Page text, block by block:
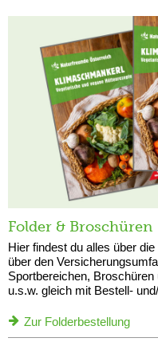
Folder & Broschüren
Hier findest du alles über
über den
Sportbereichen,
u.s.w. gleich mit Bestell-
Zur Folderbestellung